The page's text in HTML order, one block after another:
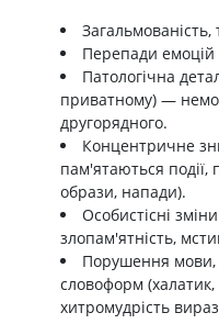
Загальмованість,
Перепади
Патологічна
приватному) —
другорядного.
Концентричне
пам'ятаються події,
образи, напади).
Особистісні
злопам'ятність,
Порушення мови,
словоформ
хитромудрість